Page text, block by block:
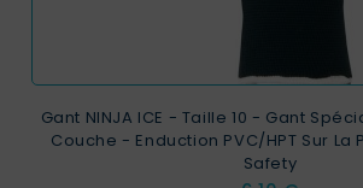
Gant NINJA ICE - Taille 10 - Gant
Couche - Enduction PVC/HPT Sur La
Safety